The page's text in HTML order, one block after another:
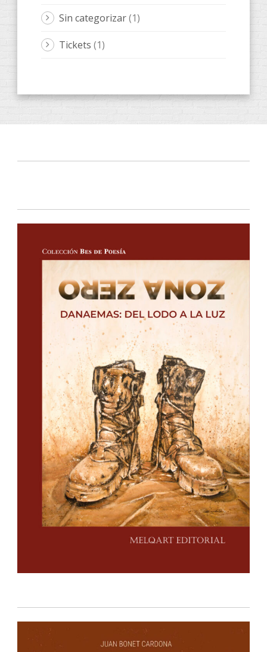
Sin categorizar(1)
Tickets (1)